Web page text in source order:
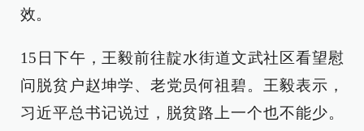
效。
15日下午，王毅前往靛水街道文武社区看望慰
问脱贫户赵坤学、老党员何祖碧。王毅表示，
习近平总书记说过，脱贫路上一个也不能少。